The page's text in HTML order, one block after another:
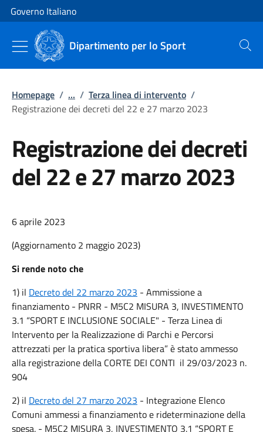
Vai al contenuto
Vai alla navigazione del sito
Governo Italiano
Dipartimento per lo Sport Cerca
Homepage / ... / Terza linea di intervento /
Registrazione dei decreti del 22 e 27 marzo 2023
Registrazione dei decreti
del 22 e 27 marzo 2023
6 aprile 2023
(Aggiornamento 2 maggio 2023)
Si rende noto che
1) il Decreto del 22 marzo 2023 - Ammissione a
finanziamento - PNRR - M5C2 MISURA 3, INVESTIMENTO
3.1 “SPORT E INCLUSIONE SOCIALE" - Terza Linea di
Intervento per la Realizzazione di Parchi e Percorsi
attrezzati per la pratica sportiva libera” è stato ammesso
alla registrazione della CORTE DEI CONTI il 29/03/2023 n.
904
2) il Decreto del 27 marzo 2023 - Integrazione Elenco
Comuni ammessi a finanziamento e rideterminazione della
spesa. - M5C2 MISURA 3, INVESTIMENTO 3.1 “SPORT E